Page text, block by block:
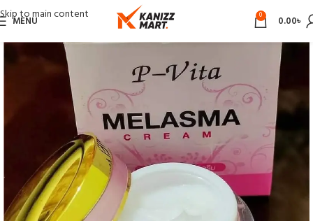
Skip to main content
MENU 0 0.00৳